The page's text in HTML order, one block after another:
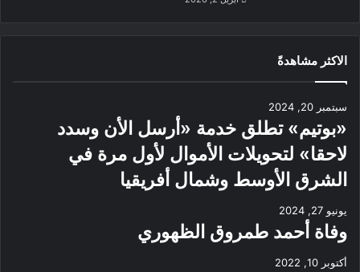
الاكثر مشاهدةً
سبتمبر 20, 2024
«بوتيم» تطلق خدمة «أرسل الأن وسدد
لاحقا» لتحويلات الأموال لأول مرة في
الشرق الأوسط وشمال أفريقيا
يونيو 27, 2024
وفاة أحمد طمروق الظهوري
أكتوبر 10, 2022